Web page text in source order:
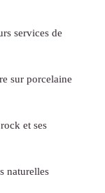
services de
sur porcelaine
et ses
naturelles